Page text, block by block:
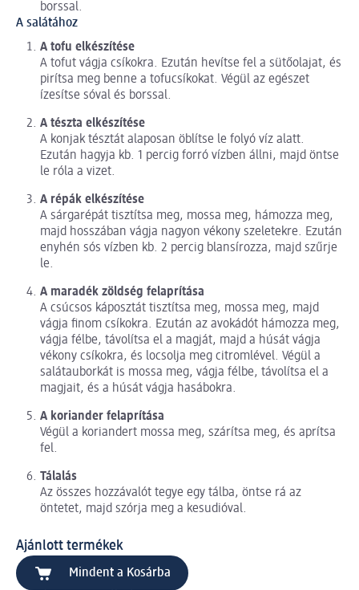
borssal.
A salátához
A tofu elkészítése
A tofut vágja csíkokra. Ezután hevítse fel a sütőolajat, és
pirítsa meg benne a tofucsíkokat. Végül az egészet
ízesítse sóval és borssal.
A tészta elkészítése
A konjak tésztát alaposan öblítse le folyó víz alatt.
Ezután hagyja kb. 1 percig forró vízben állni, majd öntse
le róla a vizet.
A répák elkészítése
A sárgarépát tisztítsa meg, mossa meg, hámozza meg,
majd hosszában vágja nagyon vékony szeletekre. Ezután
enyhén sós vízben kb. 2 percig blansírozza, majd szűrje
le.
A maradék zöldség felaprítása
A csúcsos káposztát tisztítsa meg, mossa meg, majd
vágja finom csíkokra. Ezután az avokádót hámozza meg,
vágja félbe, távolítsa el a magját, majd a húsát vágja
vékony csíkokra, és locsolja meg citromlével. Végül a
salátauborkát is mossa meg, vágja félbe, távolítsa el a
magjait, és a húsát vágja hasábokra.
A koriander felaprítása
Végül a koriandert mossa meg, szárítsa meg, és aprítsa
fel.
Tálalás
Az összes hozzávalót tegye egy tálba, öntse rá az
öntetet, majd szórja meg a kesudióval.
Ajánlott termékek
Mindent a Kosárba